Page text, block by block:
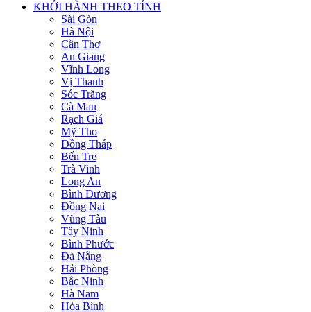
KHỞI HÀNH THEO TỈNH
Sài Gòn
Hà Nội
Cần Thơ
An Giang
Vĩnh Long
Vị Thanh
Sóc Trăng
Cà Mau
Rạch Giá
Mỹ Tho
Đồng Tháp
Bến Tre
Trà Vinh
Long An
Bình Dương
Đồng Nai
Vũng Tàu
Tây Ninh
Bình Phước
Đà Nẵng
Hải Phòng
Bắc Ninh
Hà Nam
Hòa Bình